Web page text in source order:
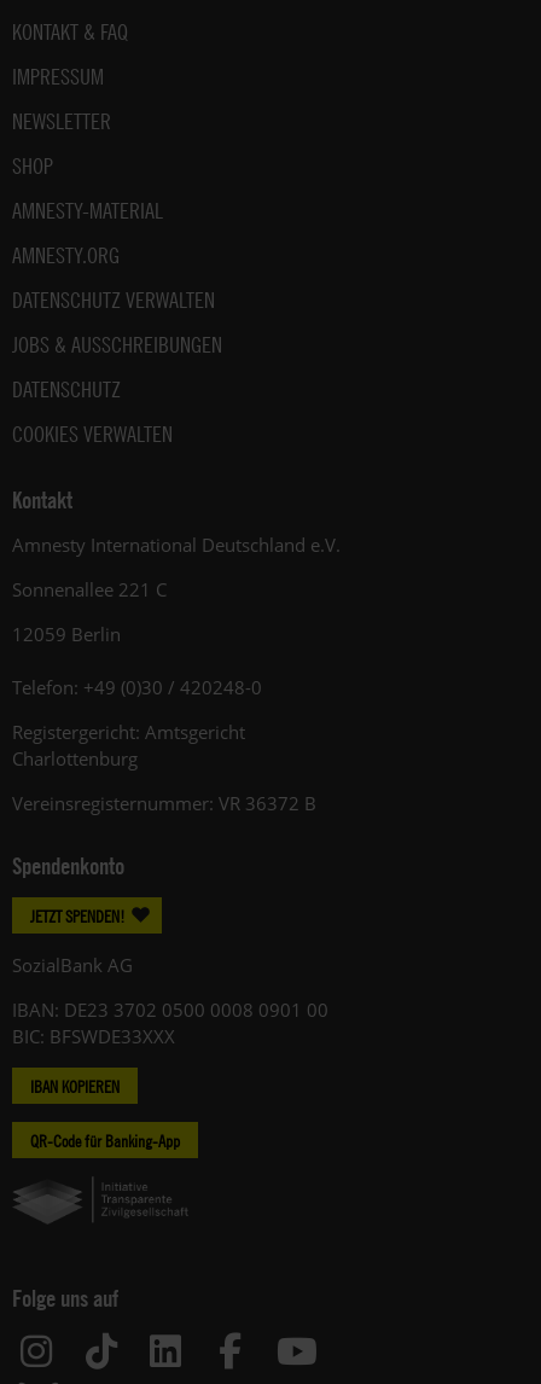
Fußbereich
KONTAKT & FAQ
IMPRESSUM
NEWSLETTER
SHOP
AMNESTY-MATERIAL
AMNESTY.ORG
DATENSCHUTZ VERWALTEN
JOBS & AUSSCHREIBUNGEN
DATENSCHUTZ
COOKIES VERWALTEN
Kontakt
Amnesty International Deutschland e.V.
Sonnenallee 221 C
12059 Berlin
Telefon: +49 (0)30 / 420248-0
Registergericht: Amtsgericht
Charlottenburg
Vereinsregisternummer: VR 36372 B
Spendenkonto
JETZT SPENDEN!
SozialBank AG
IBAN: DE23 3702 0500 0008 0901 00
BIC: BFSWDE33XXX
IBAN KOPIEREN
QR-Code für Banking-App
Folge uns auf